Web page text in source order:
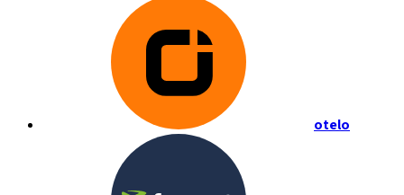
otelo